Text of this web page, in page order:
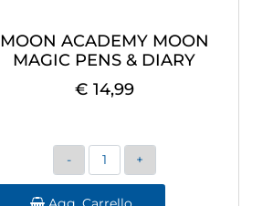
MOON ACADEMY MOON
MAGIC PENS & DIARY
€ 14,99
Quantità